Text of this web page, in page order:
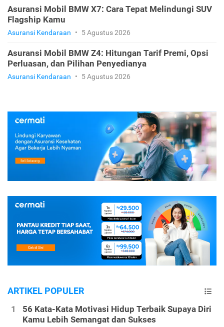
Asuransi Mobil BMW X7: Cara Tepat Melindungi SUV
Flagship Kamu
Asuransi Kendaraan • 5 Agustus 2026
Asuransi Mobil BMW Z4: Hitungan Tarif Premi, Opsi
Perluasan, dan Pilihan Penyedianya
Asuransi Kendaraan • 5 Agustus 2026
ARTIKEL POPULER
56 Kata-Kata Motivasi Hidup Terbaik Supaya Diri
Kamu Lebih Semangat dan Sukses